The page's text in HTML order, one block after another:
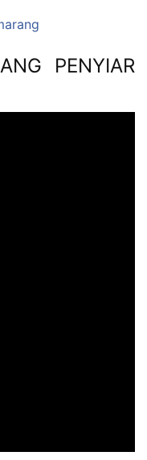
PENYIAR